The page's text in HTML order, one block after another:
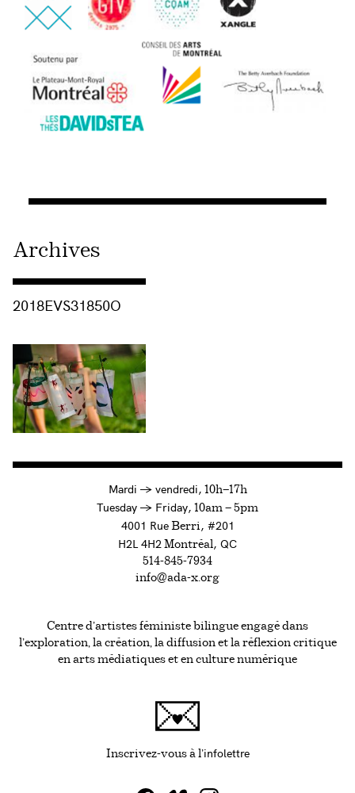
Archives
2018EVS31850O
Mardi →à
vendredi, 10h—17h
Tuesday →toFriday, 10am — 5pm
4001 RueBerri , #201
H2L 4H2 Montréal, QC
514-845-7934
info@ada-x.org
Centre d’artistes féministe bilingue engagé dans
l’exploration, la création, la diffusion et la réflexion critique
en arts médiatiques et en culture numérique
Inscrivez-vous à l'infolettreCe lien s'ouvrira